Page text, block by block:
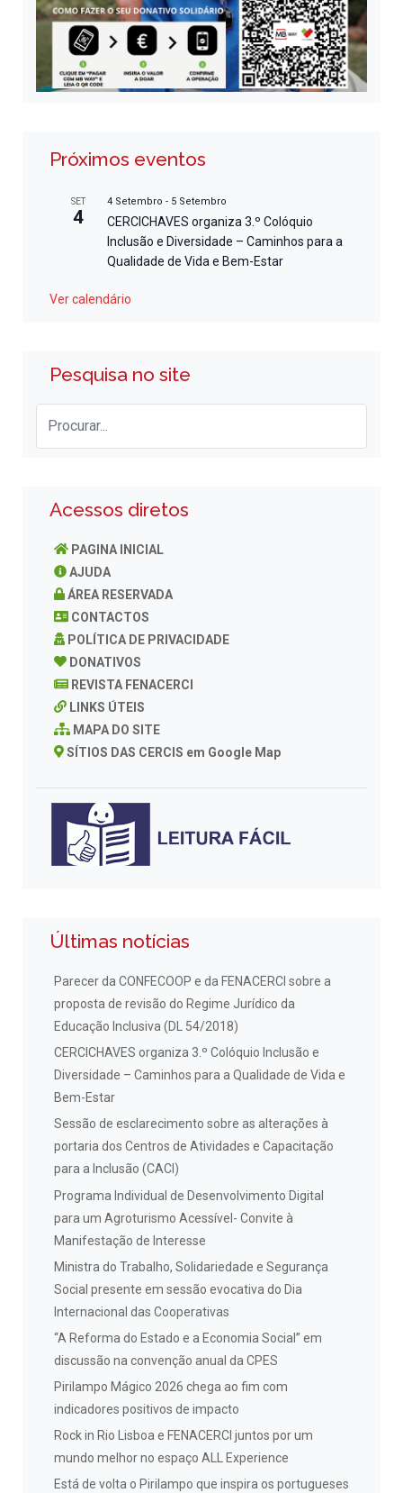
Próximos eventos
SET
4
4 Setembro - 5 Setembro
CERCICHAVES organiza 3.º Colóquio
Inclusão e Diversidade – Caminhos para a
Qualidade de Vida e Bem-Estar
Ver calendário
Pesquisa no site
Acessos diretos
PAGINA INICIAL
AJUDA
ÁREA RESERVADA
CONTACTOS
POLÍTICA DE PRIVACIDADE
DONATIVOS
REVISTA FENACERCI
LINKS ÚTEIS
MAPA DO SITE
SÍTIOS DAS CERCIS em Google Map
Últimas notícias
Parecer da CONFECOOP e da FENACERCI sobre a
proposta de revisão do Regime Jurídico da
Educação Inclusiva (DL 54/2018)
CERCICHAVES organiza 3.º Colóquio Inclusão e
Diversidade – Caminhos para a Qualidade de Vida e
Bem-Estar
Sessão de esclarecimento sobre as alterações à
portaria dos Centros de Atividades e Capacitação
para a Inclusão (CACI)
Programa Individual de Desenvolvimento Digital
para um Agroturismo Acessível- Convite à
Manifestação de Interesse
Ministra do Trabalho, Solidariedade e Segurança
Social presente em sessão evocativa do Dia
Internacional das Cooperativas
“A Reforma do Estado e a Economia Social” em
discussão na convenção anual da CPES
Pirilampo Mágico 2026 chega ao fim com
indicadores positivos de impacto
Rock in Rio Lisboa e FENACERCI juntos por um
mundo melhor no espaço ALL Experience
Está de volta o Pirilampo que inspira os portugueses